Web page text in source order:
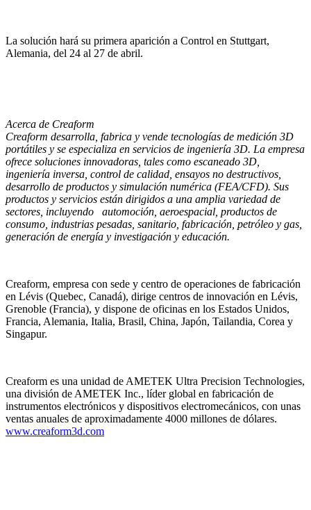
La solución hará su primera aparición a Control en Stuttgart,
Alemania, del 24 al 27 de abril.
Acerca de Creaform
Creaform desarrolla, fabrica y vende tecnologías de medición 3D
portátiles y se especializa en servicios de ingeniería 3D. La empresa
ofrece soluciones innovadoras, tales como escaneado 3D,
ingeniería inversa, control de calidad, ensayos no destructivos,
desarrollo de productos y simulación numérica (FEA/CFD). Sus
productos y servicios están dirigidos a una amplia variedad de
sectores, incluyendo automoción, aeroespacial, productos de
consumo, industrias pesadas, sanitario, fabricación, petróleo y gas,
generación de energía y investigación y educación.
Creaform, empresa con sede y centro de operaciones de fabricación
en Lévis (Quebec, Canadá), dirige centros de innovación en Lévis,
Grenoble (Francia), y dispone de oficinas en los Estados Unidos,
Francia, Alemania, Italia, Brasil, China, Japón, Tailandia, Corea y
Singapur.
Creaform es una unidad de AMETEK Ultra Precision Technologies,
una división de AMETEK Inc., líder global en fabricación de
instrumentos electrónicos y dispositivos electromecánicos, con unas
ventas anuales de aproximadamente 4000 millones de dólares.
www.creaform3d.com